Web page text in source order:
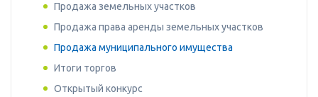
Продажа земельных участков
Продажа права аренды земельных участков
Продажа муниципального имущества
Итоги торгов
Открытый конкурс